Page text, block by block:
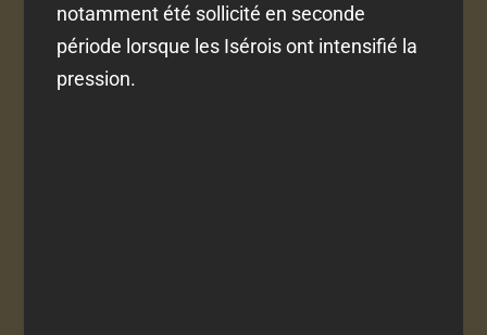
notamment été sollicité en seconde
période lorsque les Isérois ont intensifié la
pression.